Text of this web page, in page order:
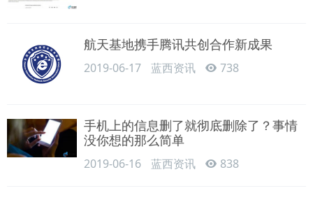
航天基地携手腾讯共创合作新成果
2019-06-17 蓝西资讯 738
手机上的信息删了就彻底删除了？事情
没你想的那么简单
2019-06-16 蓝西资讯 838